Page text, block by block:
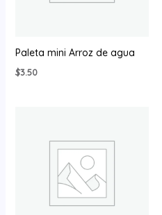
Paleta mini Arroz de agua
$3.50